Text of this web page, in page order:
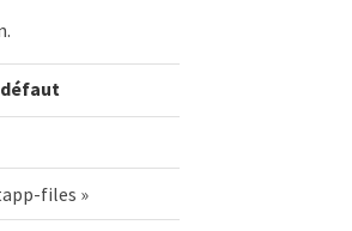
défaut
files »